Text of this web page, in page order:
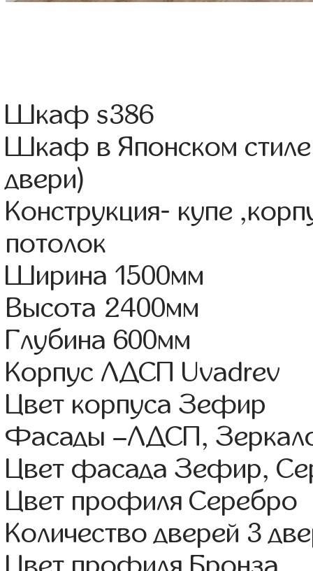
Шкаф s386
Шкаф в Японском
двери)
Конструкция- купе
потолок
Ширина 1500мм
Высота 2400мм
Глубина 600мм
Корпус ЛДСП Uvadrev
Цвет корпуса Зефир
Фасады –ЛДСП,
Цвет фасада Зефир,
Цвет профиля Серебро
Количество дверей 3